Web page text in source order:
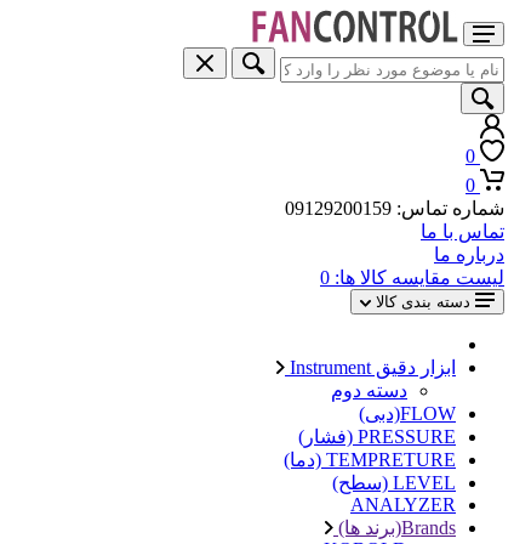
0
0
شماره تماس: 09129200159
تماس با ما
درباره ما
لیست مقایسه کالا ها: 0
دسته بندی کالا
ابزار دقیق Instrument
دسته دوم
FLOW(دبی)
PRESSURE (فشار)
TEMPRETURE (دما)
LEVEL (سطح)
ANALYZER
Brands(برند ها)